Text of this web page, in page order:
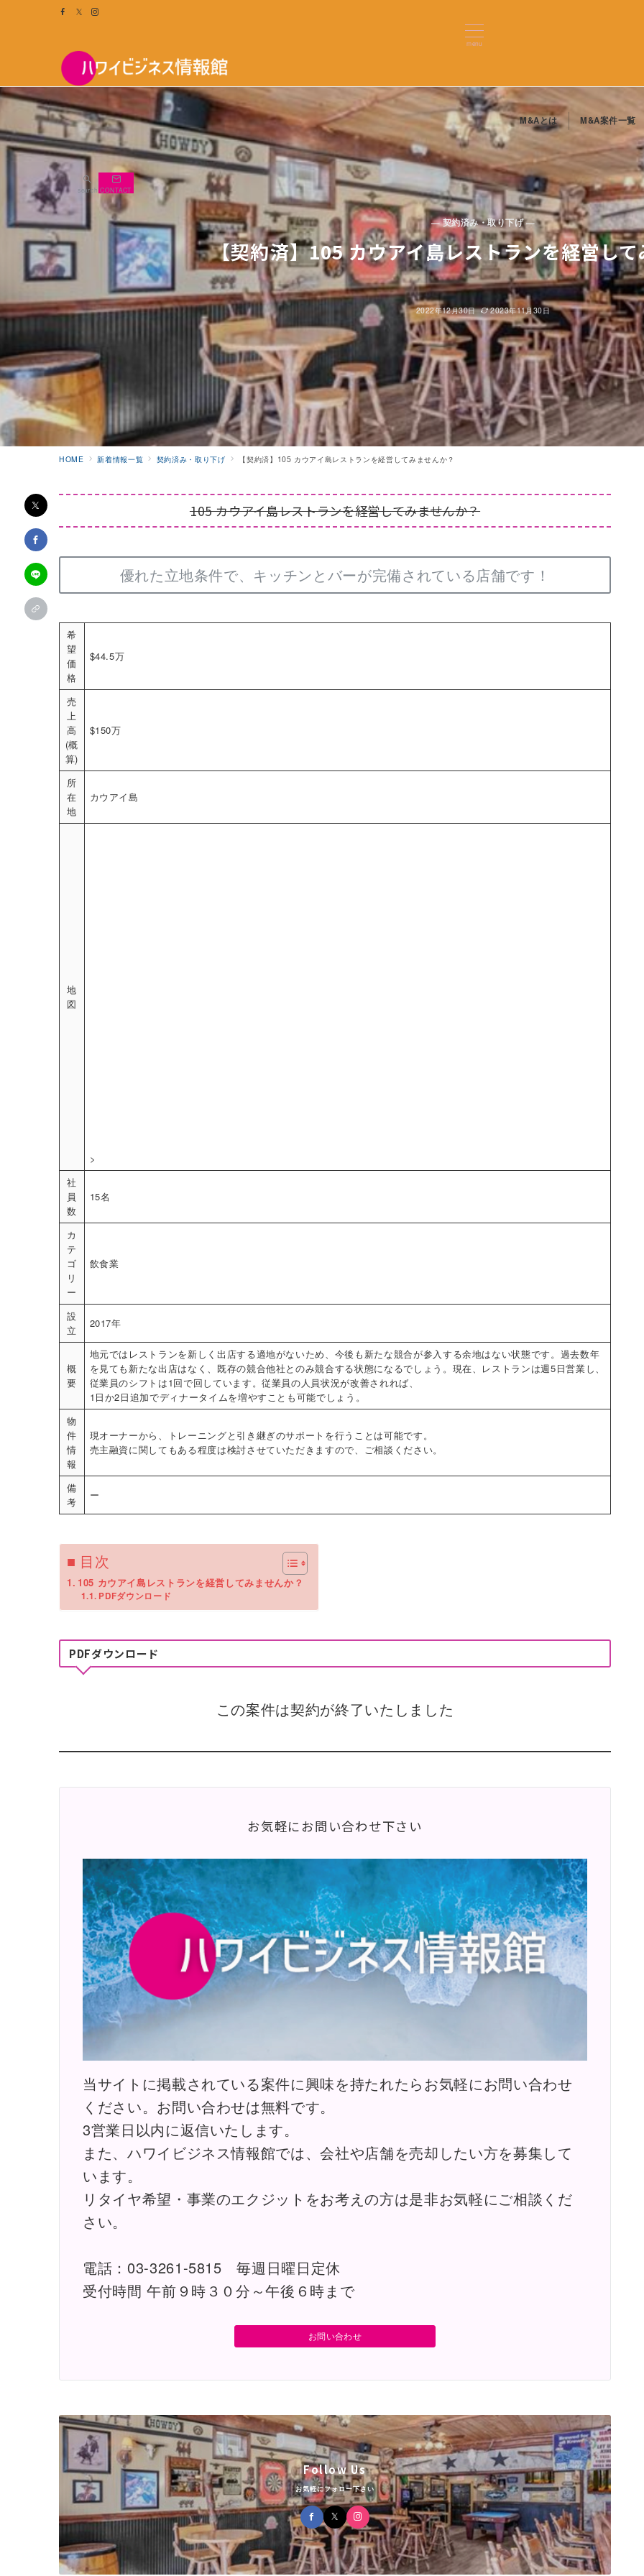
menu
M&Aとは M&A案件一覧
search CONTACT
— 契約済み・取り下げ —
【契約済】105 カウアイ島レストランを経営し
2022年12月30日 2023年11月30日
HOME 新着情報一覧 契約済み・取り下げ 【契約済】105 カウアイ島レストランを経営してみませんか？
105 カウアイ島レストランを経営してみませんか？
優れた立地条件で、キッチンとバーが完備されている店舗です！
希
望
価
格
$44.5万
売
上
高
(概
算)
$150万
所
在
地
カウアイ島
地
図
>
社
員
数
15名
カ
テ
ゴ
リ
ー
飲食業
設
立
2017年
概
要
地元ではレストランを新しく出店する適地がないため、今後も新たな競合が参入する余地はない状態です。過去数年
を見ても新たな出店はなく、既存の競合他社とのみ競合する状態になるでしょう。現在、レストランは週5日営業し、
従業員のシフトは1回で回しています。従業員の人員状況が改善されれば、
1日か2日追加でディナータイムを増やすことも可能でしょう。
物
件
情
報
現オーナーから、トレーニングと引き継ぎのサポートを行うことは可能です。
売主融資に関してもある程度は検討させていただきますので、ご相談ください。
備
考
ー
■ 目次
105 カウアイ島レストランを経営してみませんか？
PDFダウンロード
PDFダウンロード
この案件は契約が終了いたしました
お気軽にお問い合わせ下さい
当サイトに掲載されている案件に興味を持たれたらお気軽にお問い合わせ
ください。お問い合わせは無料です。
3営業日以内に返信いたします。
また、ハワイビジネス情報館では、会社や店舗を売却したい方を募集して
います。
リタイヤ希望・事業のエクジットをお考えの方は是非お気軽にご相談くだ
さい。
電話：03-3261-5815 毎週日曜日定休
受付時間 午前９時３０分～午後６時まで
お問い合わせ
Follow Us
お気軽にフォロー下さい